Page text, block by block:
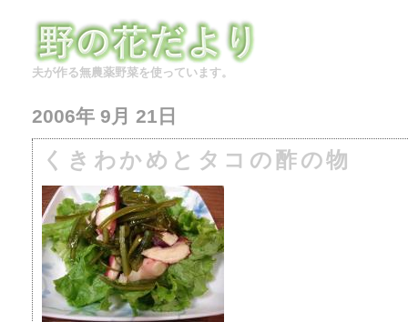
夫が作る無農薬野菜を使っています。
2006年 9月 21日
くきわかめとタコの酢の物